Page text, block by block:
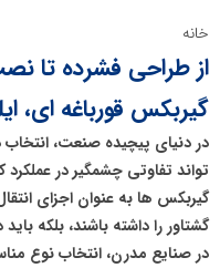
خانه
از طراحی فشرده تا
گیربکس قورباغه‌ ای،
در دنیای پیچیده صنعت،
تواند تفاوتی چشمگیر در
گیربکس‌ ها به عنوان اجزای
گشتاور را داشته باشند، بلکه
در صنایع مدرن، انتخاب نوع